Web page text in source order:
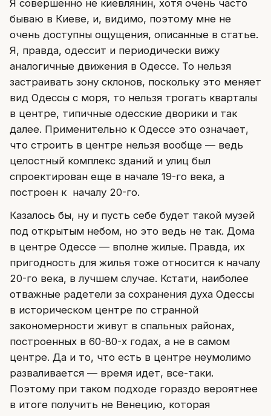
Я совершенно не киевлянин, хотя очень часто
бываю в Киеве, и, видимо, поэтому мне не
очень доступны ощущения, описанные в статье.
Я, правда, одессит и периодически вижу
аналогичные движения в Одессе. То нельзя
застраивать зону склонов, поскольку это меняет
вид Одессы с моря, то нельзя трогать кварталы
в центре, типичные одесские дворики и так
далее. Применительно к Одессе это означает,
что строить в центре нельзя вообще — ведь
целостный комплекс зданий и улиц был
спроектирован еще в начале 19-го века, а
построен к началу 20-го.
Казалось бы, ну и пусть себе будет такой музей
под открытым небом, но это ведь не так. Дома
в центре Одессе — вполне жилые. Правда, их
пригодность для жилья тоже относится к началу
20-го века, в лучшем случае. Кстати, наиболее
отважные радетели за сохранения духа Одессы
в историческом центре по странной
закономерности живут в спальных районах,
построенных в 60-80-х годах, а не в самом
центре. Да и то, что есть в центре неумолимо
разваливается — время идет, все-таки.
Поэтому при таком подходе гораздо вероятнее
в итоге получить не Венецию, которая